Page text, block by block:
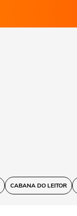
CABANA DO LEITOR